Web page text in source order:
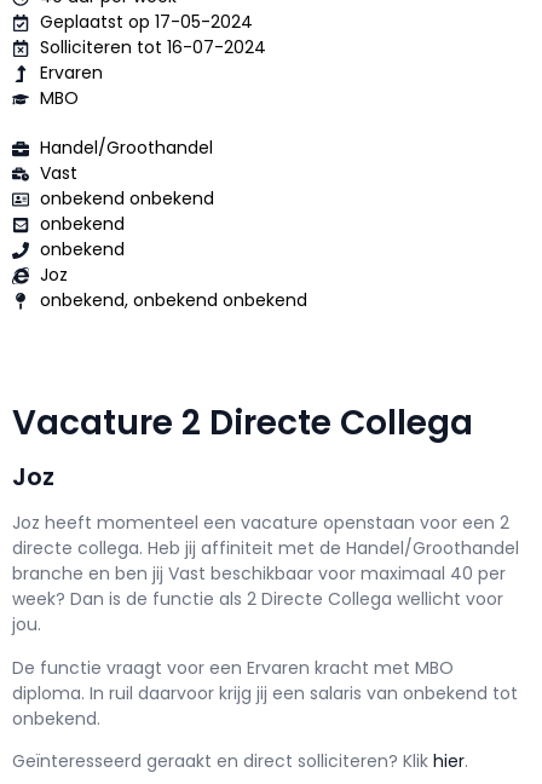
Geplaatst op 17-05-2024
Solliciteren tot 16-07-2024
Ervaren
MBO
Handel/Groothandel
Vast
onbekend onbekend
onbekend
onbekend
Joz
onbekend, onbekend onbekend
Vacature 2 Directe Collega
Joz
Joz heeft momenteel een vacature openstaan voor een 2
directe collega. Heb jij affiniteit met de Handel/Groothandel
branche en ben jij Vast beschikbaar voor maximaal 40 per
week? Dan is de functie als 2 Directe Collega wellicht voor
jou.
De functie vraagt voor een Ervaren kracht met MBO
diploma. In ruil daarvoor krijg jij een salaris van onbekend tot
onbekend.
Geïnteresseerd geraakt en direct solliciteren? Klik hier.